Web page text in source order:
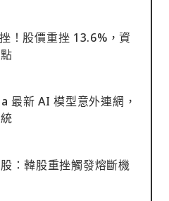
！股價重挫 13.6%，資
最新 AI 模型意外連網，
：韓股重挫觸發熔斷機